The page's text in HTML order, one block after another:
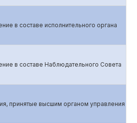
в составе исполнительного органа
в составе Наблюдательного Совета
принятые высшим органом управления